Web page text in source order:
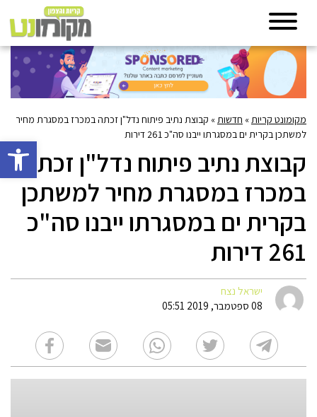
פתח
מקומונט קריות » חדשות » קבוצת נתיב פיתוח נדל"ן זכתה במכרז במסגרת מחיר
למשתכן בקרית ים במסגרתו ייבנו סה"כ 261 דירות
קבוצת נתיב פיתוח נדל"ן זכתה
במכרז במסגרת מחיר למשתכן
בקרית ים במסגרתו ייבנו סה"כ
261 דירות
ישראל נצח
08 ספטמבר, 2019 05:51